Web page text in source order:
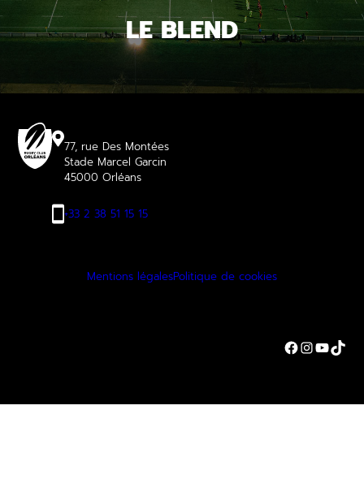
LE BLEND
77, rue Des Montées
Stade Marcel Garcin
45000 Orléans
+33 2 38 51 15 15
Mentions légalesPolitique de cookies
Facebook